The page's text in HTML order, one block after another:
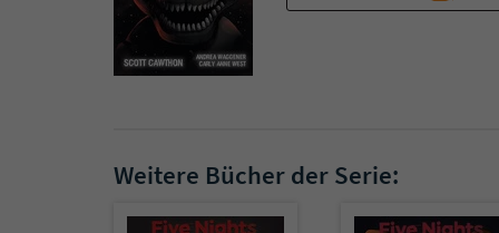
Weitere Bücher der Serie: